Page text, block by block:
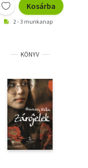
Kosárba
2 - 3 munkanap
KÖNYV